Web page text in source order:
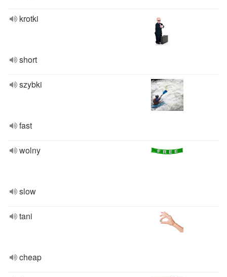
krotki
short
szybki
fast
wolny
slow
tani
cheap